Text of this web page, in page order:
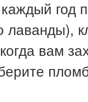
год
лаванды),
вам